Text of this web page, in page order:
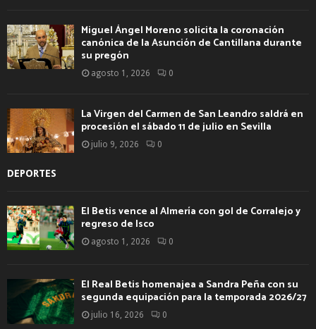
Miguel Ángel Moreno solicita la coronación
canónica de la Asunción de Cantillana durante
su pregón
agosto 1, 2026 0
La Virgen del Carmen de San Leandro saldrá en
procesión el sábado 11 de julio en Sevilla
julio 9, 2026 0
DEPORTES
El Betis vence al Almería con gol de Corralejo y
regreso de Isco
agosto 1, 2026 0
El Real Betis homenajea a Sandra Peña con su
segunda equipación para la temporada 2026/27
julio 16, 2026 0